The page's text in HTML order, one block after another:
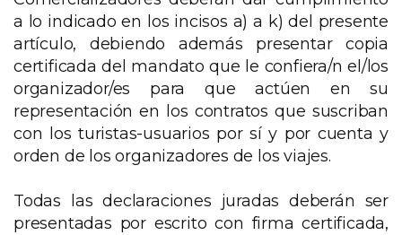
a lo indicado en los incisos a) a k) del presente
artículo, debiendo además presentar copia
certificada del mandato que le confiera/n el/los
organizador/es para que actúen en su
representación en los contratos que suscriban
con los turistas-usuarios por sí y por cuenta y
orden de los organizadores de los viajes.
Todas las declaraciones juradas deberán ser
presentadas por escrito con firma certificada,